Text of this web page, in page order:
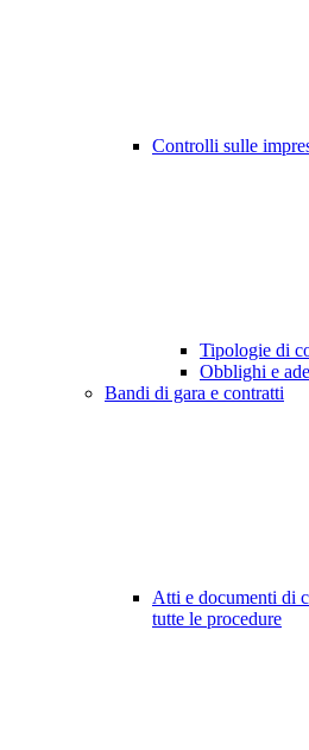
Controlli sulle
Tipologie di
Obblighi e
Bandi di gara e contratti
Atti e documenti di
tutte le procedure